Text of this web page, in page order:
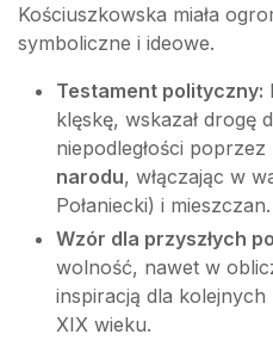
Kościuszkowska miała
symboliczne i ideowe.
Testament polityczny:
klęskę, wskazał drogę
niepodległości poprzez
narodu, włączając w
Połaniecki) i mieszczan.
Wzór dla przyszłych
wolność, nawet w
inspiracją dla
XIX wieku.